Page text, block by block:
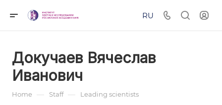
RU
Докучаев Вячеслав
Иванович
Home — Staff — Leading scientists